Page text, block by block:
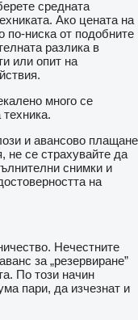
средната
Ако цената на
по-ниска от подобните
разлика в
или опит на
много се
и авансово плащане
не се страхувайте да
снимки и
на
Нечестните
за „резервиране”
По този начин
пари, да изчезнат и